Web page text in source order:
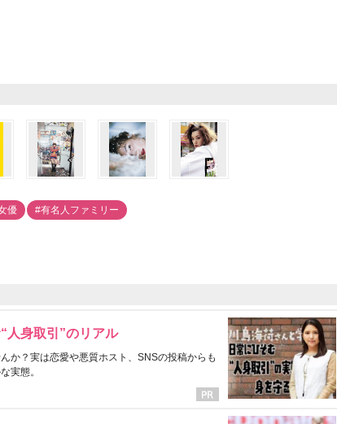
優 #有名人ファミリー
人身取引”のリアル
か？実は恋愛や悪質ホスト、SNSの投稿からも
実態。